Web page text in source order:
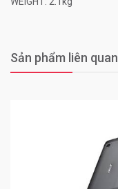
Sản phẩm liên quan